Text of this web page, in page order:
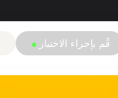
قُم بإجراء الاختبار